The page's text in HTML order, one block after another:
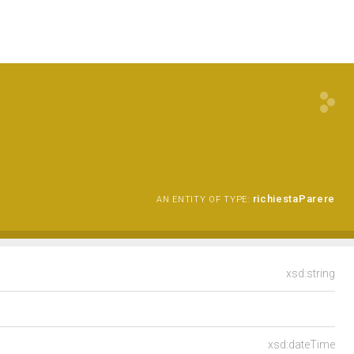
AN ENTITY OF TYPE: richiestaParere
xsd:string
xsd:dateTime